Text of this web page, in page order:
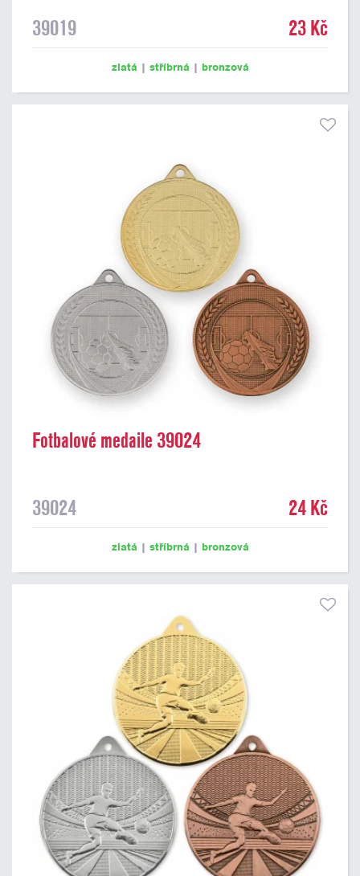
39019 23 Kč
zlatá | stříbrná | bronzová
Fotbalové medaile 39024
39024 24 Kč
zlatá | stříbrná | bronzová